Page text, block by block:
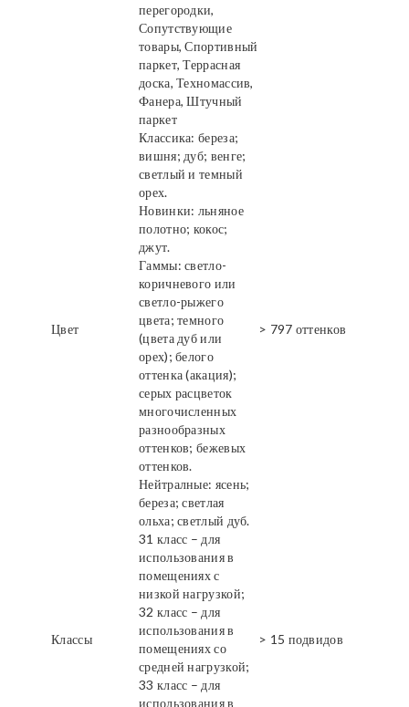
перегородки,
Сопутствующие
товары, Спортивный
паркет, Террасная
доска, Техномассив,
Фанера, Штучный
паркет
Цвет
Классика: береза;
вишня; дуб; венге;
светлый и темный
орех.
Новинки: льняное
полотно; кокос;
джут.
Гаммы: светло-
коричневого или
светло-рыжего
цвета; темного
(цвета дуб или
орех); белого
оттенка (акация);
серых расцветок
многочисленных
разнообразных
оттенков; бежевых
оттенков.
Нейтралные: ясень;
береза; светлая
ольха; светлый дуб.
> 797 оттенков
Классы
31 класс – для
использования в
помещениях с
низкой нагрузкой;
32 класс – для
использования в
помещениях со
средней нагрузкой;
33 класс – для
использования в
> 15 подвидов